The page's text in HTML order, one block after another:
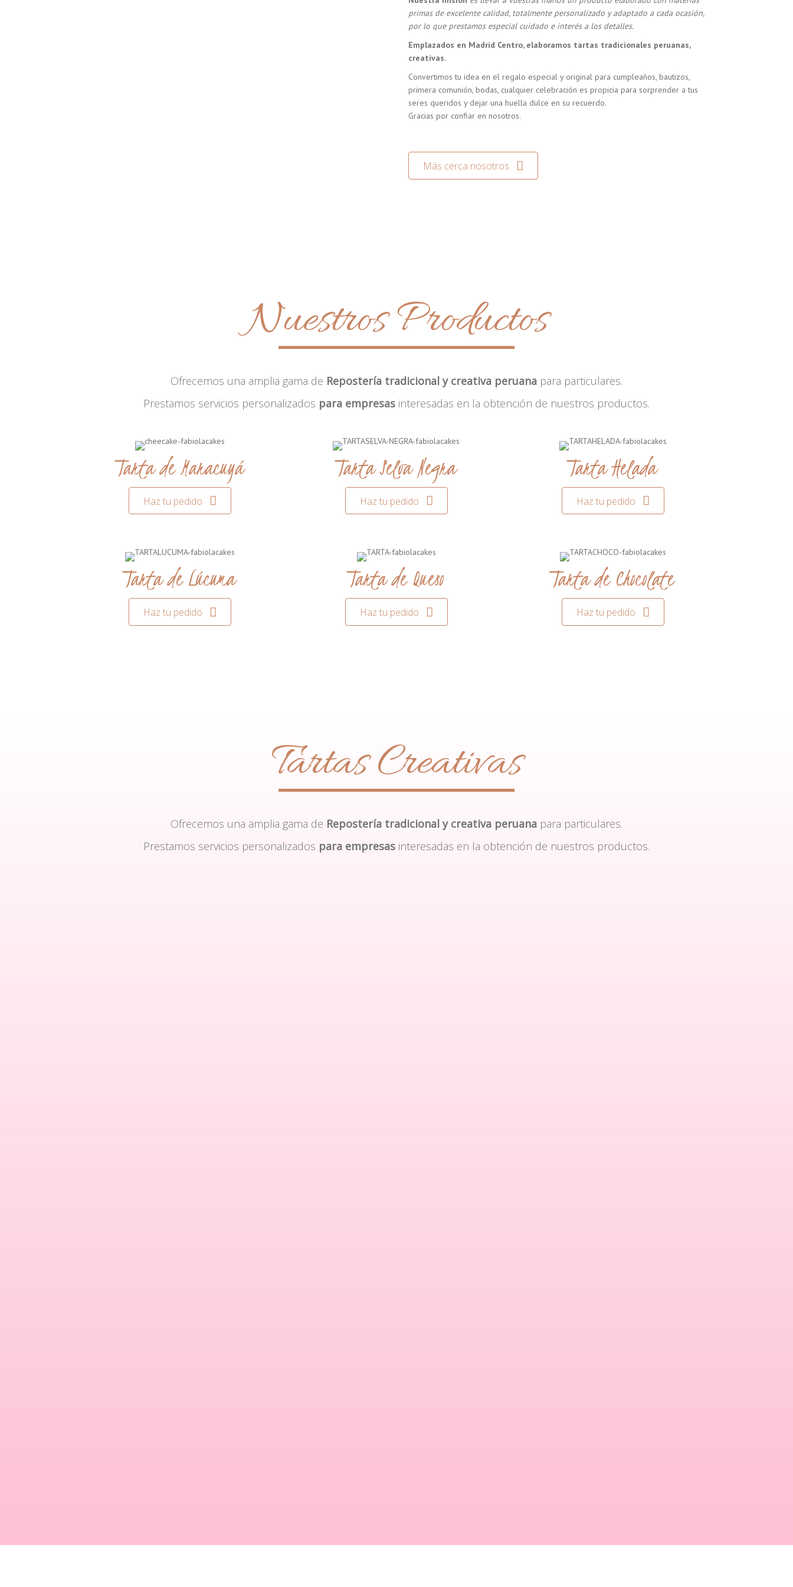
primas de excelente calidad, totalmente personalizado y adaptado a cada ocasión,
por lo que prestamos especial cuidado e interés a los detalles.
Emplazados en Madrid Centro, elaboramos tartas tradicionales peruanas,
creativas.
Convertimos tu idea en el regalo especial y original para cumpleaños, bautizos,
primera comunión, bodas, cualquier celebración es propicia para sorprender a tus
seres queridos y dejar una huella dulce en su recuerdo.
Gracias por confiar en nosotros.
Más cerca nosotros
Nuestros Productos
Ofrecemos una amplia gama de Repostería tradicional y creativa peruana para particulares.
Prestamos servicios personalizados para empresas interesadas en la obtención de nuestros productos.
Tarta de Maracuyá
Haz tu pedido
Tarta Selva Negra
Haz tu pedido
Tarta Helada
Haz tu pedido
Tarta de Lúcuma
Haz tu pedido
Tarta de Queso
Haz tu pedido
Tarta de Chocolate
Haz tu pedido
Tartas Creativas
Ofrecemos una amplia gama de Repostería tradicional y creativa peruana para particulares.
Prestamos servicios personalizados para empresas interesadas en la obtención de nuestros productos.